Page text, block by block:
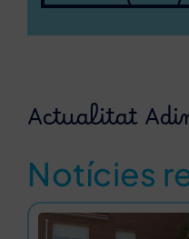
Actualitat
Notícies